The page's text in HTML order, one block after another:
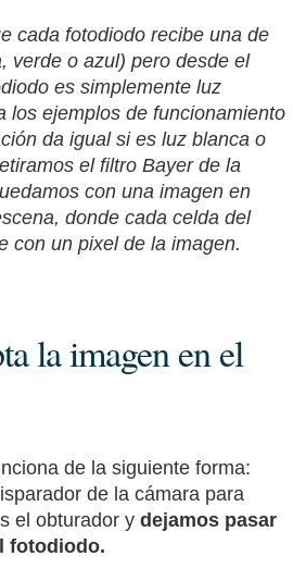
cada fotodiodo recibe una de
verde o azul) pero desde el
es simplemente luz
los ejemplos de funcionamiento
da igual si es luz blanca o
el filtro Bayer de la
con una imagen en
donde cada celda del
con un pixel de la imagen.
la imagen en el
de la siguiente forma:
de la cámara para
el obturador ydejamos pasar
fotodiodo.